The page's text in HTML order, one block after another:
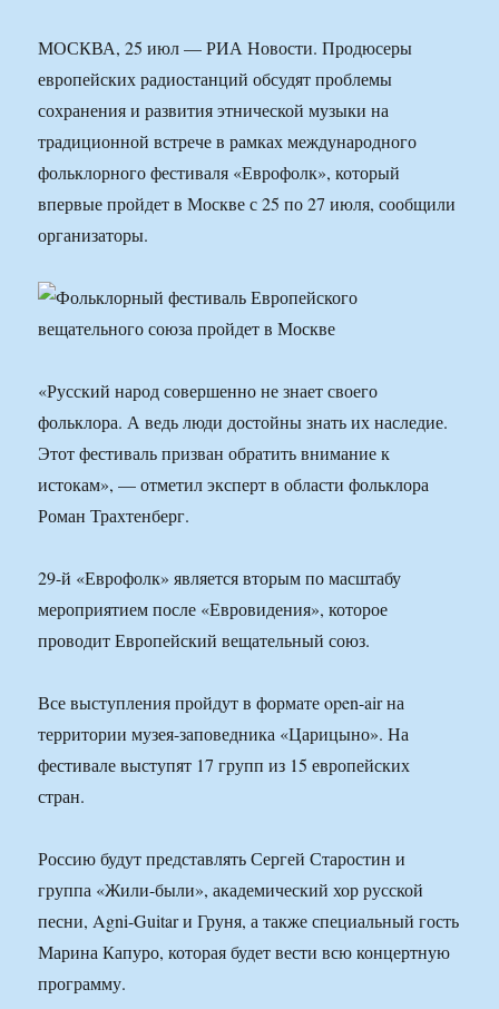
МОСКВА, 25 июл — РИА Новости. Продюсеры
европейских радиостанций обсудят проблемы
сохранения и развития этнической музыки на
традиционной встрече в рамках международного
фольклорного фестиваля «Еврофолк», который
впервые пройдет в Москве с 25 по 27 июля, сообщили
организаторы.
«Русский народ совершенно не знает своего
фольклора. А ведь люди достойны знать их наследие.
Этот фестиваль призван обратить внимание к
истокам», — отметил эксперт в области фольклора
Роман Трахтенберг.
29-й «Еврофолк» является вторым по масштабу
мероприятием после «Евровидения», которое
проводит Европейский вещательный союз.
Все выступления пройдут в формате open-air на
территории музея-заповедника «Царицыно». На
фестивале выступят 17 групп из 15 европейских
стран.
Россию будут представлять Сергей Старостин и
группа «Жили-были», академический хор русской
песни, Agni-Guitar и Груня, а также специальный гость
Марина Капуро, которая будет вести всю концертную
программу.